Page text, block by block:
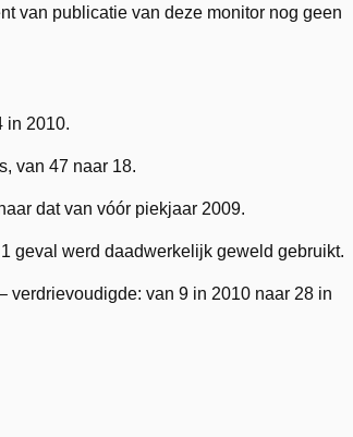
van publicatie van deze monitor nog geen
in 2010.
van 47 naar 18.
dat van vóór piekjaar 2009.
geval werd daadwerkelijk geweld gebruikt.
verdrievoudigde: van 9 in 2010 naar 28 in